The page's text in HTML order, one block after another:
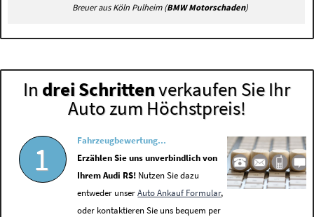
Breuer aus Köln Pulheim (BMW Motorschaden)
In drei Schrittenverkaufen Sie Ihr
Auto zum Höchstpreis!
1
Fahrzeugbewertung...
Erzählen Sie uns unverbindlich von
Ihrem Audi RS! Nutzen Sie dazu
entweder unserAuto Ankauf Formular,
oder kontaktieren Sie uns bequem per